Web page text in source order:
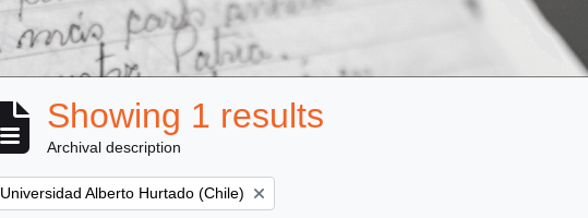
Showing 1 results
Archival description
Remove filter:
Universidad Alberto Hurtado (Chile)